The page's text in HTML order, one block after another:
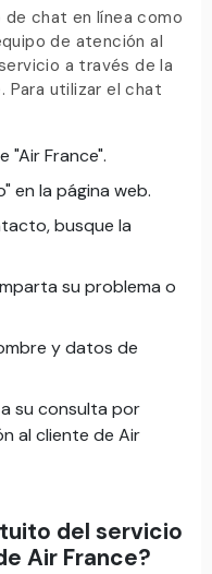
de chat en línea como
de atención al
a través de la
Para utilizar el chat
"Air France".
en la página web.
busque la
su problema o
y datos de
su consulta por
al cliente de Air
del servicio
Air France?